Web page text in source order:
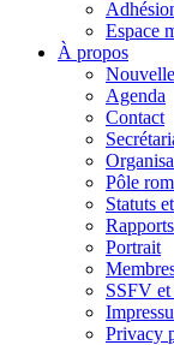
Espace
À propos
Agenda
Contact
Pôle
Statuts
Portrait
SSFV
Privacy